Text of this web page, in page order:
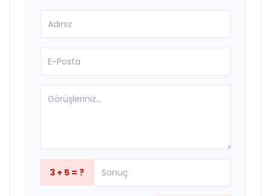
3 + 5 = ?